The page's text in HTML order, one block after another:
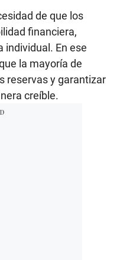
de que los
financiera,
individual. En ese
la mayoría de
reservas y garantizar
creíble.